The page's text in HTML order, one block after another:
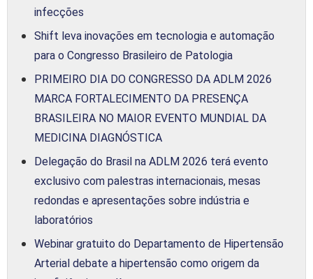
infecções
Shift leva inovações em tecnologia e automação
para o Congresso Brasileiro de Patologia
PRIMEIRO DIA DO CONGRESSO DA ADLM 2026
MARCA FORTALECIMENTO DA PRESENÇA
BRASILEIRA NO MAIOR EVENTO MUNDIAL DA
MEDICINA DIAGNÓSTICA
Delegação do Brasil na ADLM 2026 terá evento
exclusivo com palestras internacionais, mesas
redondas e apresentações sobre indústria e
laboratórios
Webinar gratuito do Departamento de Hipertensão
Arterial debate a hipertensão como origem da